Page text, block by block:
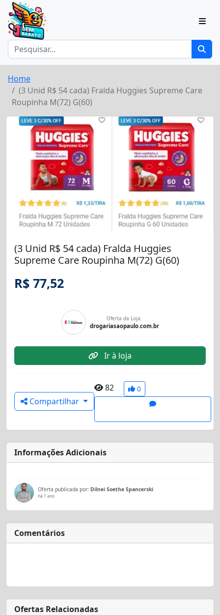
Home
(3 Unid R$ 54 cada) Fralda Huggies Supreme Care
Roupinha M(72) G(60)
(3 Unid R$ 54 cada) Fralda Huggies
Supreme Care Roupinha M(72) G(60)
R$ 77,52
Oferta da Loja:
drogariasaopaulo.com.br
Ir à loja
Compartilhar
82 0
Informações Adicionais
Oferta publicada por: Dilnei Soethe Spancerski
há 1 ano
Comentários
Ofertas Relacionadas